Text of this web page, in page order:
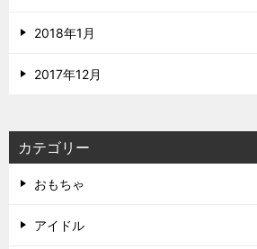
2018年1月
2017年12月
カテゴリー
おもちゃ
アイドル